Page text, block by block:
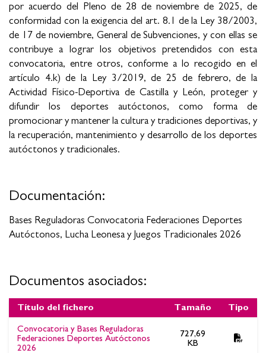
por acuerdo del Pleno de 28 de noviembre de 2025, de
conformidad con la exigencia del art. 8.1 de la Ley 38/2003,
de 17 de noviembre, General de Subvenciones, y con ellas se
contribuye a lograr los objetivos pretendidos con esta
convocatoria, entre otros, conforme a lo recogido en el
artículo 4.k) de la Ley 3/2019, de 25 de febrero, de la
Actividad Físico-Deportiva de Castilla y León, proteger y
difundir los deportes autóctonos, como forma de
promocionar y mantener la cultura y tradiciones deportivas, y
la recuperación, mantenimiento y desarrollo de los deportes
autóctonos y tradicionales.
Documentación:
Bases Reguladoras Convocatoria Federaciones Deportes
Autóctonos, Lucha Leonesa y Juegos Tradicionales 2026
Documentos asociados:
Documentos asociados:Federaciones Deportes Autóctonos
Lucha Leonesa y Juegos Tradicionales 2026
Título del fichero Tamaño Tipo
Convocatoria y Bases Reguladoras
Federaciones Deportes Autóctonos
2026
727,69
KB